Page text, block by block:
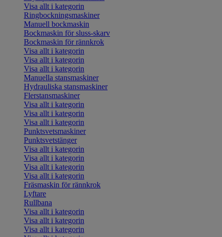
Visa allt i kategorin
Ringbockningsmaskiner
Manuell bockmaskin
Bockmaskin för sluss-skarv
Bockmaskin för rännkrok
Visa allt i kategorin
Visa allt i kategorin
Visa allt i kategorin
Manuella stansmaskiner
Hydrauliska stansmaskiner
Flerstansmaskiner
Visa allt i kategorin
Visa allt i kategorin
Visa allt i kategorin
Punktsvetsmaskiner
Punktsvetstänger
Visa allt i kategorin
Visa allt i kategorin
Visa allt i kategorin
Visa allt i kategorin
Fräsmaskin för rännkrok
Lyftare
Rullbana
Visa allt i kategorin
Visa allt i kategorin
Visa allt i kategorin